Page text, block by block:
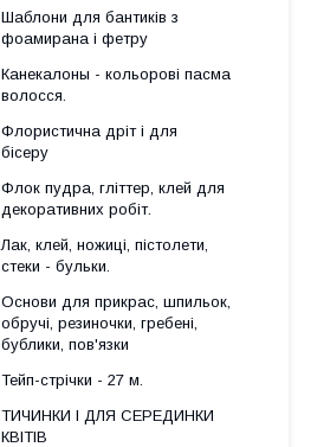
Шаблони для бантиків з
фоамирана і фетру
Канекалоны - кольорові пасма
волосся.
Флористична дріт і для
бісеру
Флок пудра, гліттер, клей для
декоративних робіт.
Лак, клей, ножиці, пістолети,
стеки - бульки.
Основи для прикрас, шпильок,
обручі, резиночки, гребені,
бублики, пов'язки
Тейп-стрічки - 27 м.
ТИЧИНКИ І ДЛЯ СЕРЕДИНКИ
КВІТІВ